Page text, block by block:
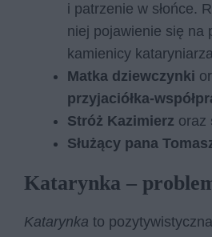
i patrzenie w słońce.
niej pojawienie się na
kamienicy
Matka dziewczynki
przyjaciółka-
Stróż Kazimierz oraz
Służący pana
Katarynka –
Katarynka to